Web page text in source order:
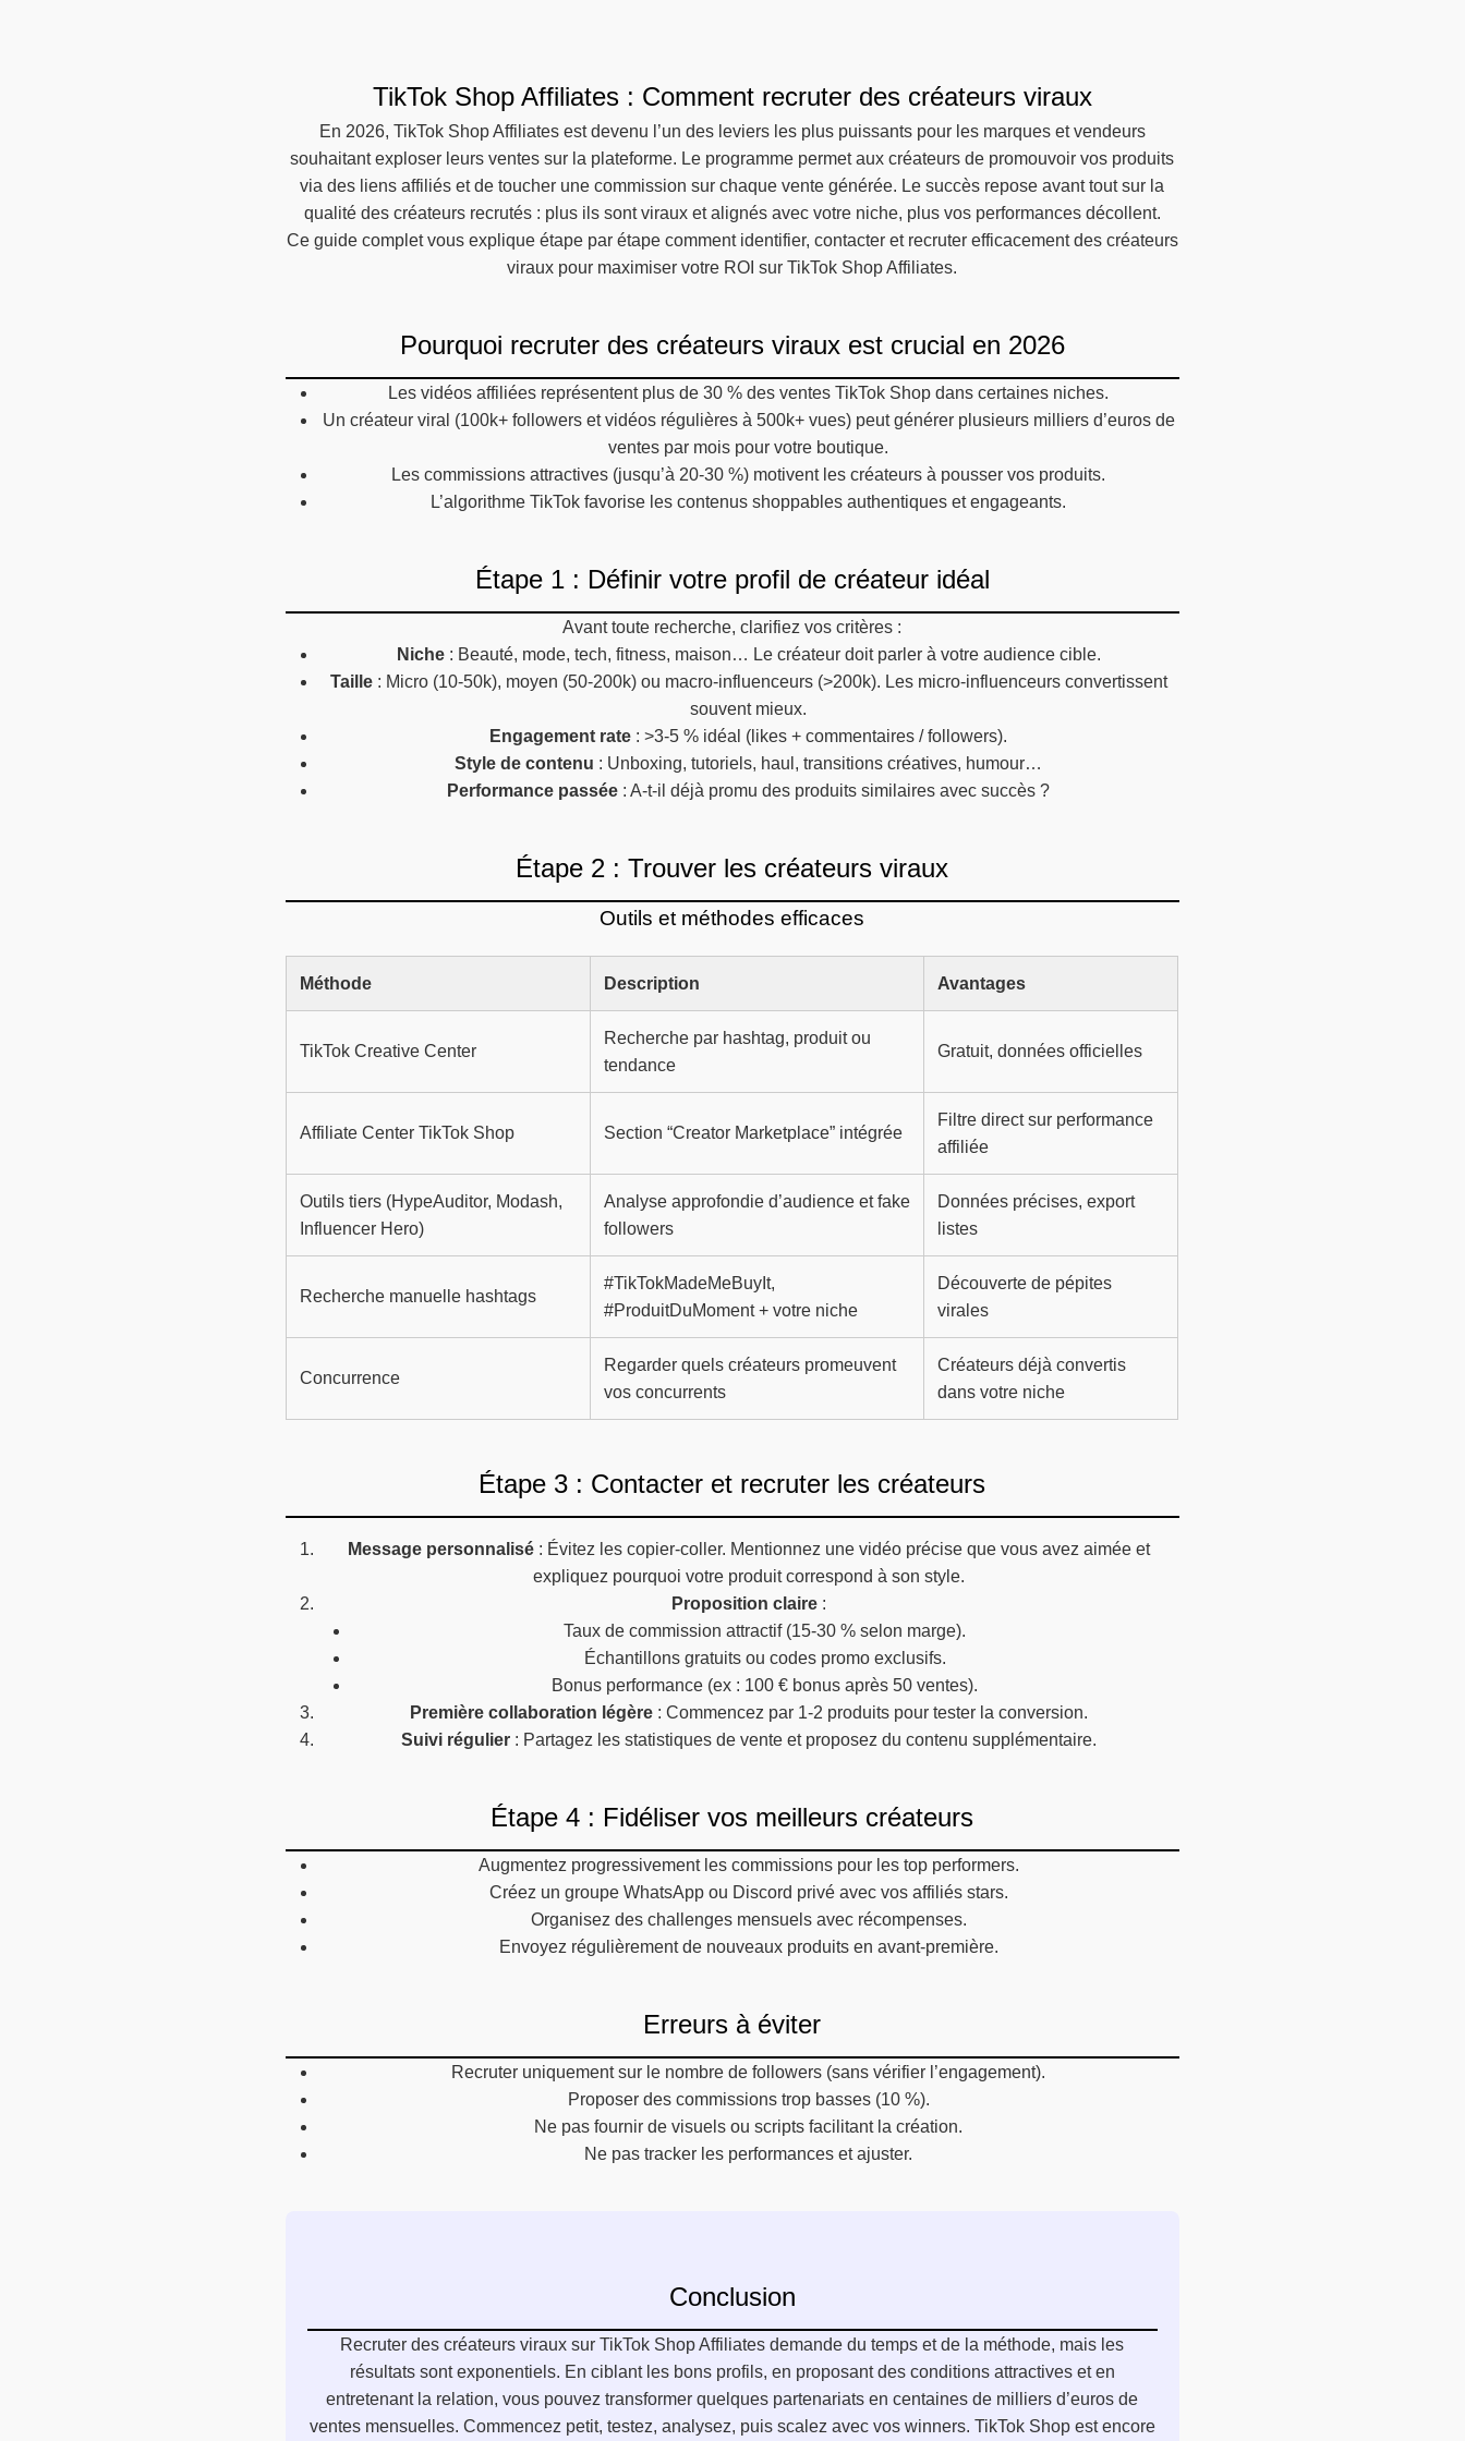
TikTok Shop Affiliates : Comment recruter des créateurs viraux
En 2026, TikTok Shop Affiliates est devenu l’un des leviers les plus puissants pour les marques et vendeurs
souhaitant exploser leurs ventes sur la plateforme. Le programme permet aux créateurs de promouvoir vos produits
via des liens affiliés et de toucher une commission sur chaque vente générée. Le succès repose avant tout sur la
qualité des créateurs recrutés : plus ils sont viraux et alignés avec votre niche, plus vos performances décollent.
Ce guide complet vous explique étape par étape comment identifier, contacter et recruter efficacement des créateurs
viraux pour maximiser votre ROI sur TikTok Shop Affiliates.
Pourquoi recruter des créateurs viraux est crucial en 2026
Les vidéos affiliées représentent plus de 30 % des ventes TikTok Shop dans certaines niches.
Un créateur viral (100k+ followers et vidéos régulières à 500k+ vues) peut générer plusieurs milliers d’euros de
ventes par mois pour votre boutique.
Les commissions attractives (jusqu’à 20-30 %) motivent les créateurs à pousser vos produits.
L’algorithme TikTok favorise les contenus shoppables authentiques et engageants.
Étape 1 : Définir votre profil de créateur idéal
Avant toute recherche, clarifiez vos critères :
Niche: Beauté, mode, tech, fitness, maison… Le créateur doit parler à votre audience cible.
Taille: Micro (10-50k), moyen (50-200k) ou macro-influenceurs (>200k). Les micro-influenceurs convertissent
souvent mieux.
Engagement rate : >3-5 % idéal (likes + commentaires / followers).
Style de contenu : Unboxing, tutoriels, haul, transitions créatives, humour…
Performance passée : A-t-il déjà promu des produits similaires avec succès ?
Étape 2 : Trouver les créateurs viraux
Outils et méthodes efficaces
Méthode Description Avantages
TikTok Creative Center
Recherche par hashtag, produit ou
tendance
Gratuit, données officielles
Affiliate Center TikTok Shop Section “Creator Marketplace” intégrée
Filtre direct sur performance
affiliée
Outils tiers (HypeAuditor, Modash,
Influencer Hero)
Analyse approfondie d’audience et fake
followers
Données précises, export
listes
Recherche manuelle hashtags
#TikTokMadeMeBuyIt,
#ProduitDuMoment + votre niche
Découverte de pépites
virales
Concurrence
Regarder quels créateurs promeuvent
vos concurrents
Créateurs déjà convertis
dans votre niche
Étape 3 : Contacter et recruter les créateurs
Message personnalisé: Évitez les copier-coller. Mentionnez une vidéo précise que vous avez aimée et
expliquez pourquoi votre produit correspond à son style.
Proposition claire:
Taux de commission attractif (15-30 % selon marge).
Échantillons gratuits ou codes promo exclusifs.
Bonus performance (ex : 100 € bonus après 50 ventes).
Première collaboration légère: Commencez par 1-2 produits pour tester la conversion.
Suivi régulier: Partagez les statistiques de vente et proposez du contenu supplémentaire.
Étape 4 : Fidéliser vos meilleurs créateurs
Augmentez progressivement les commissions pour les top performers.
Créez un groupe WhatsApp ou Discord privé avec vos affiliés stars.
Organisez des challenges mensuels avec récompenses.
Envoyez régulièrement de nouveaux produits en avant-première.
Erreurs à éviter
Recruter uniquement sur le nombre de followers (sans vérifier l’engagement).
Proposer des commissions trop basses (10 %).
Ne pas fournir de visuels ou scripts facilitant la création.
Ne pas tracker les performances et ajuster.
Conclusion
Recruter des créateurs viraux sur TikTok Shop Affiliates demande du temps et de la méthode, mais les
résultats sont exponentiels. En ciblant les bons profils, en proposant des conditions attractives et en
entretenant la relation, vous pouvez transformer quelques partenariats en centaines de milliers d’euros de
ventes mensuelles. Commencez petit, testez, analysez, puis scalez avec vos winners. TikTok Shop est encore